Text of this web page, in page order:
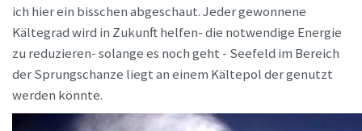
ich hier ein bisschen abgeschaut. Jeder gewonnene
Kältegrad wird in Zukunft helfen- die notwendige Energie
zu reduzieren- solange es noch geht - Seefeld im Bereich
der Sprungschanze liegt an einem Kältepol der genutzt
werden könnte.